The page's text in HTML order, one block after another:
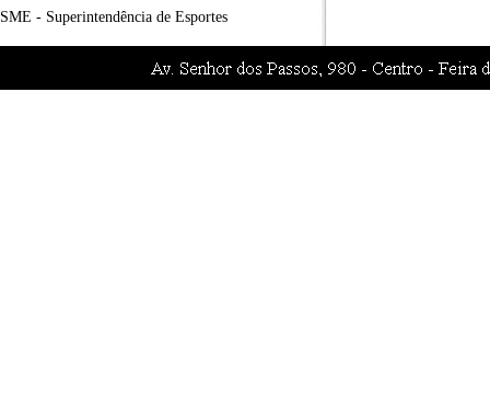
SME - Superintendência de Esportes